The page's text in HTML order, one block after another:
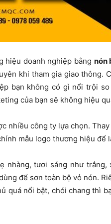
hiệu doanh nghiệp bằng nón
khi tham gia giao thông.
bạn không có gì nổi trội
của bạn sẽ không hiệu
nhiều công ty lựa chọn.
mẫu logo thương hiệu để
nhàng, tươi sáng như
để sơn toàn bộ vỏ nón.
quá nổi bật, chói chang thì